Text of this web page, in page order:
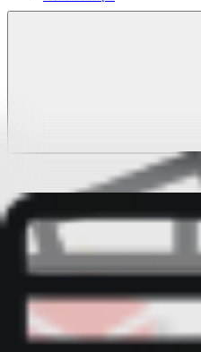
Pokaż wszystko